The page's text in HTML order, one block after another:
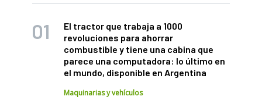
El tractor que trabaja a 1000
revoluciones para ahorrar
combustible y tiene una cabina que
parece una computadora: lo último en
el mundo, disponible en Argentina
Maquinarias y vehículos